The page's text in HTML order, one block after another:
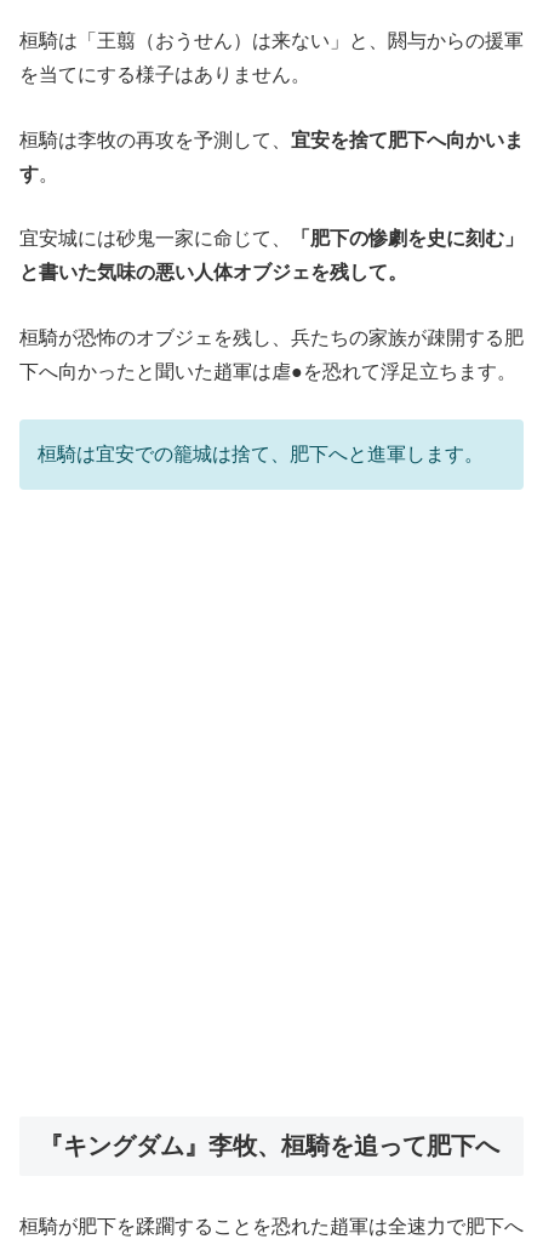
桓騎は「王翦（おうせん）は来ない」と、閼与からの援軍
を当てにする様子はありません。
桓騎は李牧の再攻を予測して、 宜安を捨て肥下へ向かいま
す。
宜安城には砂鬼一家に命じて、
「肥下の惨劇を史に刻む」
と書いた気味の悪い人体オブジェを残して。
桓騎が恐怖のオブジェを残し、兵たちの家族が疎開する肥
下へ向かったと聞いた趙軍は虐●を恐れて浮足立ちます。
桓騎は宜安での籠城は捨て、肥下へと進軍します。
『キングダム』李牧、桓騎を追って肥下へ
桓騎が肥下を蹂躙することを恐れた趙軍は全速力で肥下へ